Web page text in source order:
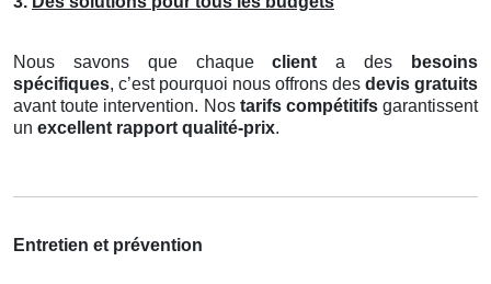
Nous savons que chaqueclient a des
besoins
spécifiques, c’est pourquoi nous offrons des devis gratuits
avant toute intervention. Nos tarifs compétitifsgarantissent
un excellent rapport qualité-prix.
Entretien et prévention